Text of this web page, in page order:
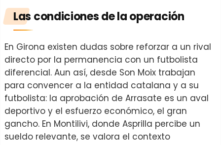
Las condiciones de la operación
En Girona existen dudas sobre reforzar a un rival
directo por la permanencia con un futbolista
diferencial. Aun así, desde Son Moix trabajan
para convencer a la entidad catalana y a su
futbolista: la aprobación de Arrasate es un aval
deportivo y el esfuerzo económico, el gran
gancho. En Montilivi, donde Asprilla percibe un
sueldo relevante, se valora el contexto